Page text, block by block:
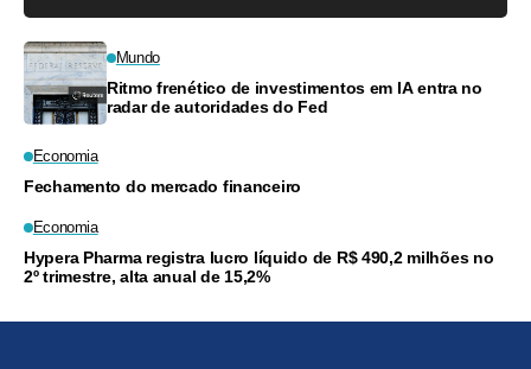
Mundo
Ritmo frenético de investimentos em IA entra no
radar de autoridades do Fed
Economia
Fechamento do mercado financeiro
Economia
Hypera Pharma registra lucro líquido de R$ 490,2 milhões no
2º trimestre, alta anual de 15,2%